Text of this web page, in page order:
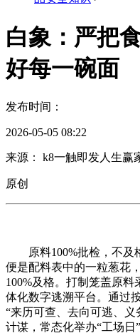
白象：严把
好每一碗面
发布时间：
2026-05-05 08:22
来源： k8一触即发人生赢
原创
原料100%批检，不及
便是配料表中的一粒葱花
100%及格。打制笼盖原
体化数字逃溯平台。通过
“来历可查、去向可逃、义
计谋，常态化举办“工场